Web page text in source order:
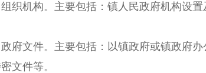
机构。主要包括：镇人民政府机构设置
文件。主要包括：以镇政府或镇政府办
文件等。